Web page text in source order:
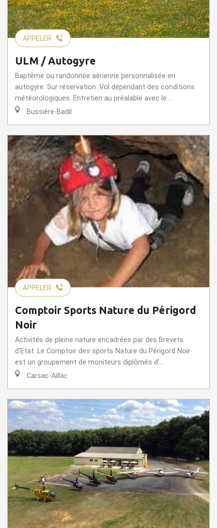
APPELER
ULM / Autogyre
Baptême ou randonnée aérienne personnalisée en
autogyre. Sur réservation. Vol dépendant des conditions
météorologiques. Entretien au préalable avec le...
Bussière-Badil
APPELER
Comptoir Sports Nature du Périgord
Noir
Activités de pleine nature encadrées par des Brevets
d'Etat. Le Comptoir des sports Nature du Périgord Noir
est un groupement de moniteurs diplômés d'...
Carsac-Aillac